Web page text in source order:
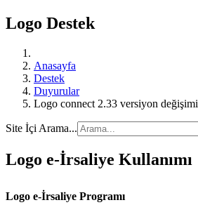
Logo Destek
Anasayfa
Destek
Duyurular
Logo connect 2.33 versiyon değişimi
Site İçi Arama...
Logo e-İrsaliye Kullanımı
Logo e-İrsaliye Programı